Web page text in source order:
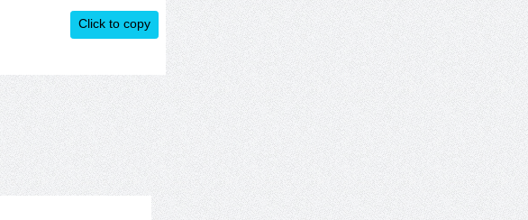
Click to copy